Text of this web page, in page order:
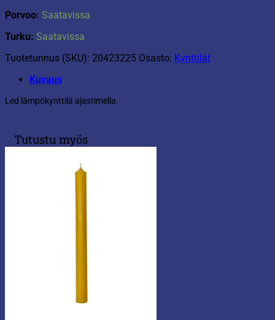
Porvoo: Saatavissa
Turku: Saatavissa
Tuotetunnus (SKU): 20423225 Osasto: Kynttilät
Kuvaus
Led lämpökynttilä ajastimella.
Tutustu myös